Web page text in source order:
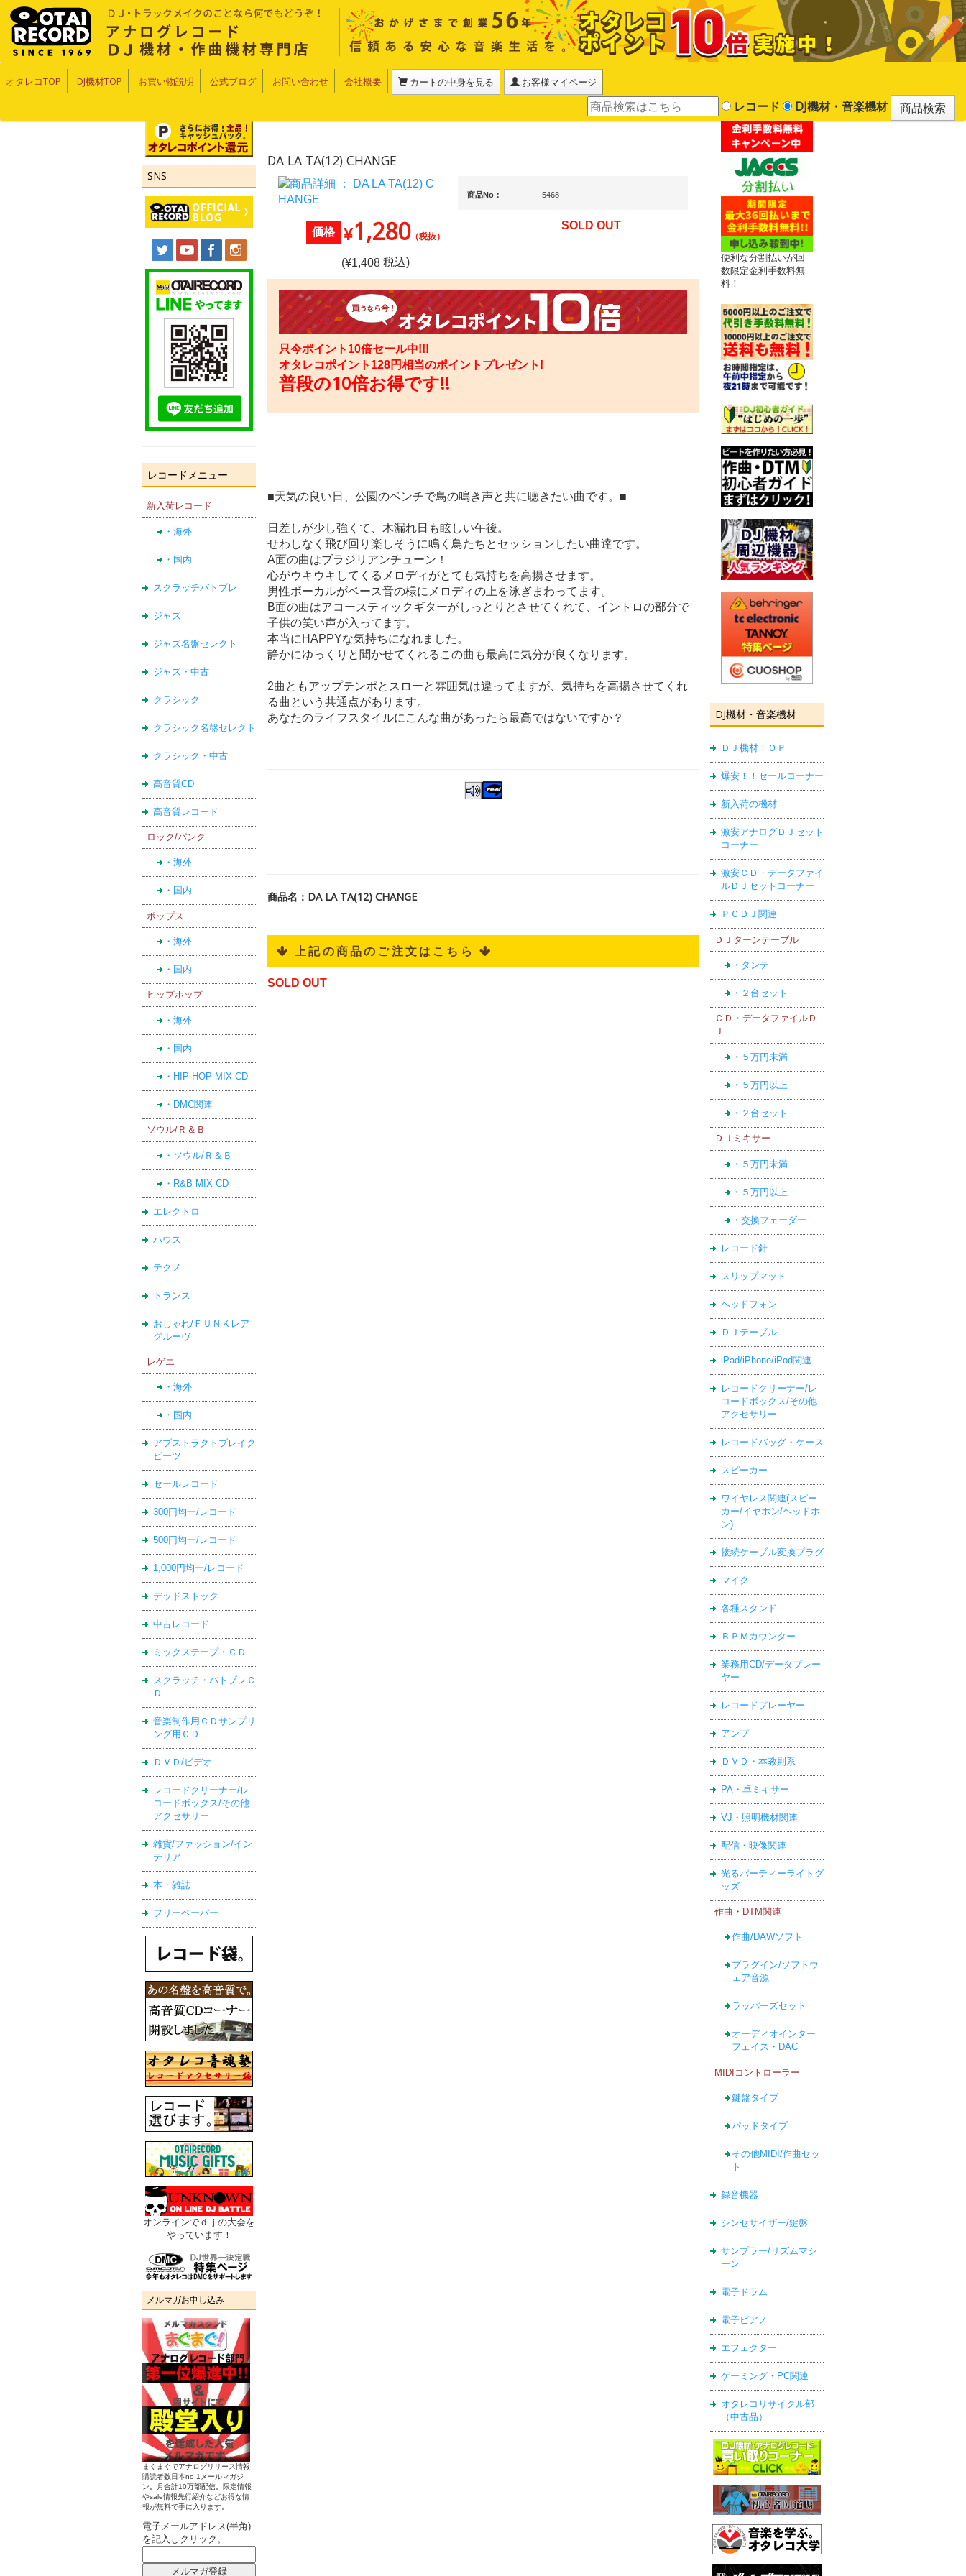
オタレコTOP DJ機材TOP お買い物説明 公式ブログ お問い合わせ 会社概要 カートの中身を見る お客様マイページ
レコード DJ機材・音楽機材
SNS
レコードメニュー
新入荷レコード
・海外
・国内
スクラッチバトブレ
ジャズ
ジャズ名盤セレクト
ジャズ・中古
クラシック
クラシック名盤セレクト
クラシック・中古
高音質CD
高音質レコード
ロック/パンク
・海外
・国内
ポップス
・海外
・国内
ヒップホップ
・海外
・国内
・HIP HOP MIX CD
・DMC関連
ソウル/Ｒ＆Ｂ
・ソウル/Ｒ＆Ｂ
・R&B MIX CD
エレクトロ
ハウス
テクノ
トランス
おしゃれ/ＦＵＮＫレア
グルーヴ
レゲエ
・海外
・国内
アブストラクトブレイク
ビーツ
セールレコード
300円均一/レコード
500円均一/レコード
1,000円均一/レコード
デッドストック
中古レコード
ミックステープ・ＣＤ
スクラッチ・バトブレＣ
Ｄ
音楽制作用ＣＤサンプリ
ング用ＣＤ
ＤＶＤ/ビデオ
レコードクリーナー/レ
コードボックス/その他
アクセサリー
雑貨/ファッション/イン
テリア
本・雑誌
フリーペーパー
オンラインでｄｊの大会を
やっています！
メルマガお申し込み
まぐまぐでアナログリリース情報
購読者数日本no.1メールマガジ
ン。月合計10万部配信。限定情報
やsale情報先行紹介などお得な情
報が無料で手に入ります。
電子メールアドレス(半角)
を記入しクリック。
便利な分割払いが回
数限定金利手数料無
料！
DJ機材・音楽機材
ＤＪ機材ＴＯＰ
爆安！！セールコーナー
新入荷の機材
激安アナログＤＪセット
コーナー
激安ＣＤ・データファイ
ルＤＪセットコーナー
ＰＣＤＪ関連
ＤＪターンテーブル
・タンテ
・２台セット
ＣＤ・データファイルＤ
Ｊ
・５万円未満
・５万円以上
・２台セット
ＤＪミキサー
・５万円未満
・５万円以上
・交換フェーダー
レコード針
スリップマット
ヘッドフォン
ＤＪテーブル
iPad/iPhone/iPod関連
レコードクリーナー/レ
コードボックス/その他
アクセサリー
レコードバッグ・ケース
スピーカー
ワイヤレス関連(スピー
カー/イヤホン/ヘッドホ
ン)
接続ケーブル変換プラグ
マイク
各種スタンド
ＢＰＭカウンター
業務用CD/データプレー
ヤー
レコードプレーヤー
アンプ
ＤＶＤ・本教則系
PA・卓ミキサー
VJ・照明機材関連
配信・映像関連
光るパーティーライトグ
ッズ
作曲・DTM関連
作曲/DAWソフト
プラグイン/ソフトウ
ェア音源
ラッパーズセット
オーディオインター
フェイス・DAC
MIDIコントローラー
鍵盤タイプ
パッドタイプ
その他MIDI/作曲セッ
ト
録音機器
シンセサイザー/鍵盤
サンプラー/リズムマシ
ーン
電子ドラム
電子ピアノ
エフェクター
ゲーミング・PC関連
オタレコリサイクル部
（中古品）
DA LA TA(12) CHANGE
商品No： 5468
価格 ¥1,280（税抜）
(¥1,408税込)
SOLD OUT
只今ポイント10倍セール中!!!
オタレコポイント 128円相当のポイントプレゼント!
普段の10倍お得です!!
■天気の良い日、公園のベンチで鳥の鳴き声と共に聴きたい曲です。■
日差しが少し強くて、木漏れ日も眩しい午後。
せわしなく飛び回り楽しそうに鳴く鳥たちとセッションしたい曲達です。
A面の曲はブラジリアンチューン！
心がウキウキしてくるメロディがとても気持ちを高揚させます。
男性ボーカルがベース音の様にメロディの上を泳ぎまわってます。
B面の曲はアコースティックギターがしっとりとさせてくれて、イントロの部分で
子供の笑い声が入ってます。
本当にHAPPYな気持ちになれました。
静かにゆっくりと聞かせてくれるこの曲も最高に気分が良くなります。
2曲ともアップテンポとスローと雰囲気は違ってますが、気持ちを高揚させてくれ
る曲という共通点があります。
あなたのライフスタイルにこんな曲があったら最高ではないですか？
商品名：DA LA TA(12) CHANGE
 上記の商品のご注文はこちら 
SOLD OUT